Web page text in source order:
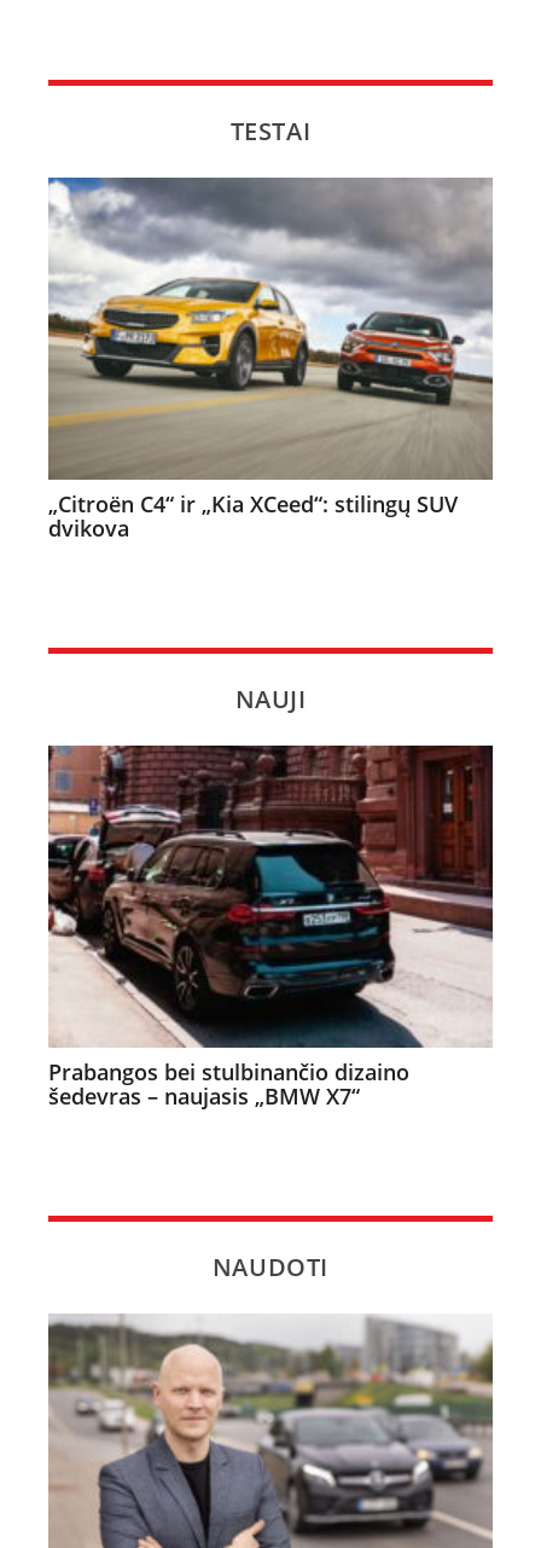
TESTAI
„Citroën C4“ ir „Kia XCeed“: stilingų SUV
dvikova
NAUJI
Prabangos bei stulbinančio dizaino
šedevras – naujasis „BMW X7“
NAUDOTI